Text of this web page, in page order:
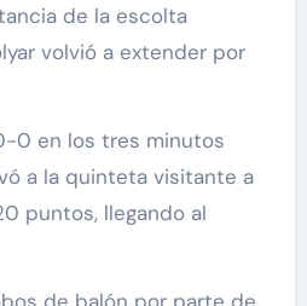
de la escolta
volvió a extender por
0 en los tres minutos
a la quinteta visitante a
puntos, llegando al